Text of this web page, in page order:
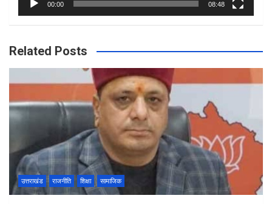
00:00 08:48
Related Posts
उत्तराखंड राजनीति शिक्षा सामाजिक